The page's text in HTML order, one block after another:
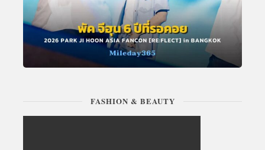
FASHION & BEAUTY